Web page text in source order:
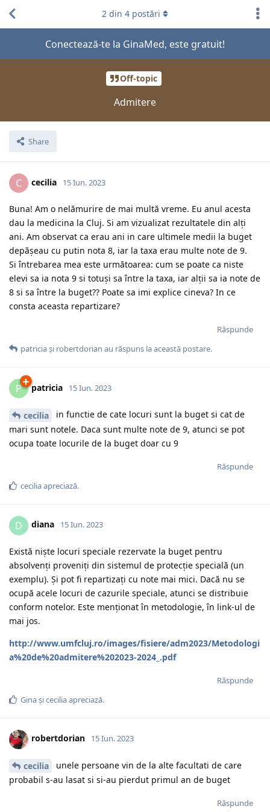
Conectează-te la GinaMed, este gratuit!
Off-topic
Admitere
Share
2 din 4 postări
C cecilia 15 Iun. 2023
Buna! Am o nelămurire de mai multă vreme. Eu anul acesta
dau la medicina la Cluj. Si am vizualizat rezultatele din alți
ani. Am observat ca erau ani in care ultimele medii la buget
depășeau cu putin nota 8, iar la taxa erau multe note de 9.
Si întrebarea mea este următoarea: cum se poate ca niste
elevi sa ia nota 9 si totuși sa între la taxa, iar alții sa ia note de
8 si sa între la buget?? Poate sa imi explice cineva? In ce
consta aceasta repartizare?
Răspunde
patriciași robertdorian au răspuns la această postare.
P patricia 15 Iun. 2023
cecilia
in functie de cate locuri sunt la buget si cat de
mari sunt notele. Daca sunt multe note de 9, atunci se pot
ocupa toate locurile de la buget doar cu 9
Răspunde
ceciliaapreciază.
D diana 15 Iun. 2023
Există niște locuri speciale rezervate la buget pentru
absolvenți proveniți din sistemul de protecție specială (un
exemplu). Și pot fi repartizați cu note mai mici. Dacă nu se
ocupă acele locuri de cazurile speciale, atunci se distribuie
conform notelor. Este menționat în metodologie, în link-ul de
mai jos.
http://www.umfcluj.ro/images/fisiere/adm2023/Metodologi
a%20de%20admitere%202023-2024_.pdf
Răspunde
Ginașiceciliaapreciază.
robertdorian 15 Iun. 2023
cecilia
unele persoane vin de la alte facultati de care
probabil s-au lasat si si-au pierdut primul an de buget
Răspunde